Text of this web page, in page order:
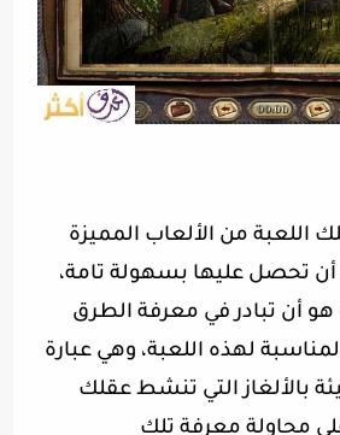
اللعبة من الألعاب المميزة
أن تحصل عليها بسهولة تامة،
أن تبادر في معرفة الطرق
لهذه اللعبة، وهي عبارة
بالألغاز التي تنشط عقلك
محاولة معرفة تلك